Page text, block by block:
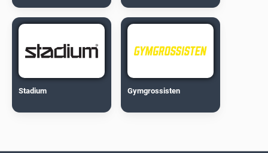
Stadium Gymgrossisten